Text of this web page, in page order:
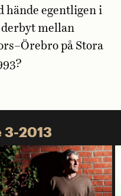
hände egentligen i
derbyt mellan
på Stora
3-2013